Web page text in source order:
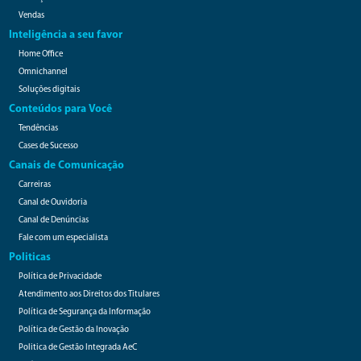
Vendas
Inteligência a seu favor
Home Office
Omnichannel
Soluções digitais
Conteúdos para Você
Tendências
Cases de Sucesso
Canais de Comunicação
Carreiras
Canal de Ouvidoria
Canal de Denúncias
Fale com um especialista
Politicas
Política de Privacidade
Atendimento aos Direitos dos Titulares
Política de Segurança da Informação
Política de Gestão da Inovação
Politica de Gestão Integrada AeC